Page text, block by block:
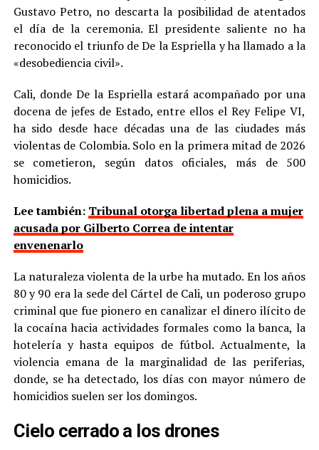
Gustavo Petro, no descarta la posibilidad de atentados
el día de la ceremonia. El presidente saliente no ha
reconocido el triunfo de De la Espriella y ha llamado a la
«desobediencia civil».
Cali, donde De la Espriella estará acompañado por una
docena de jefes de Estado, entre ellos el Rey Felipe VI,
ha sido desde hace décadas una de las ciudades más
violentas de Colombia. Solo en la primera mitad de 2026
se cometieron, según datos oficiales, más de 500
homicidios.
Lee también: Tribunal otorga libertad plena a mujer
acusada por Gilberto Correa de intentar
envenenarlo
La naturaleza violenta de la urbe ha mutado. En los años
80 y 90 era la sede del Cártel de Cali, un poderoso grupo
criminal que fue pionero en canalizar el dinero ilícito de
la cocaína hacia actividades formales como la banca, la
hotelería y hasta equipos de fútbol. Actualmente, la
violencia emana de la marginalidad de las periferias,
donde, se ha detectado, los días con mayor número de
homicidios suelen ser los domingos.
Cielo cerrado a los drones